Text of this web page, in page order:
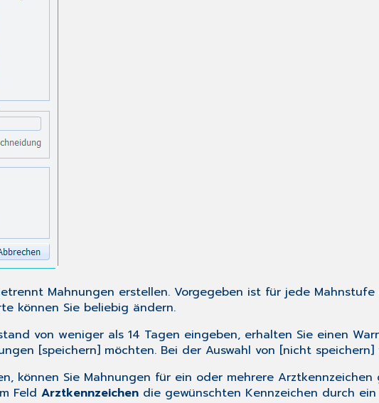
Mahnungen erstellen. Vorgegeben ist für jede
können Sie beliebig ändern.
von weniger als 14 Tagen eingeben, erhalten Sie einen
[speichern] möchten. Bei der Auswahl von [nicht
können Sie Mahnungen für ein oder mehrere
Feld Arztkennzeichen die gewünschten Kennzeichen durch